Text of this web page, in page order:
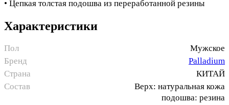
• Цепкая толстая подошва из переработанной резины
Характеристики
Пол
Мужское
Бренд
Palladium
Страна
КИТАЙ
Состав
Верх: натуральная кожа
подошва: резина